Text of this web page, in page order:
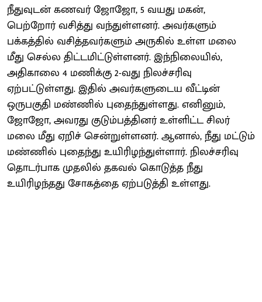
நீதுவுடன் கணவர் ஜோஜோ, 5 வயது மகன்,
பெற்றோர் வசித்து வந்துள்ளனர். அவர்களும்
பக்கத்தில் வசித்தவர்களும் அருகில் உள்ள மலை
மீது செல்ல திட்டமிட்டுள்ளனர். இந்நிலையில்,
அதிகாலை 4 மணிக்கு 2-வது நிலச்சரிவு
ஏற்பட்டுள்ளது. இதில் அவர்களுடைய வீட்டின்
ஒருபகுதி மண்ணில் புதைந்துள்ளது. எனினும்,
ஜோஜோ, அவரது குடும்பத்தினர் உள்ளிட்ட சிலர்
மலை மீது ஏறிச் சென்றுள்ளனர். ஆனால், நீது மட்டும்
மண்ணில் புதைந்து உயிரிழந்துள்ளார். நிலச்சரிவு
தொடர்பாக முதலில் தகவல் கொடுத்த நீது
உயிரிழந்தது சோகத்தை ஏற்படுத்தி உள்ளது.